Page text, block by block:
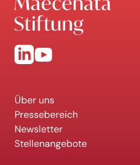
Über uns
Pressebereich
Newsletter
Stellenangebote